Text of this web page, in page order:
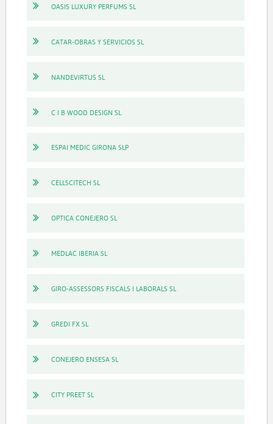
OASIS LUXURY PERFUMS SL
CATAR-OBRAS Y SERVICIOS SL
NANDEVIRTUS SL
C I B WOOD DESIGN SL
ESPAI MEDIC GIRONA SLP
CELLSCITECH SL
OPTICA CONEJERO SL
MEDLAC IBERIA SL
GIRO-ASSESSORS FISCALS I LABORALS SL
GREDI FX SL
CONEJERO ENSESA SL
CITY PREET SL